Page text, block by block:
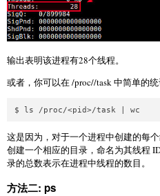
输出表明该进程有28个线程。
或者，你可以在 /proc//task 中简单的
这是因为，对于一个进程中创建的每
创建一个相应的目录，命名为其线程
录的总数表示在进程中线程的数目。
方法二: ps